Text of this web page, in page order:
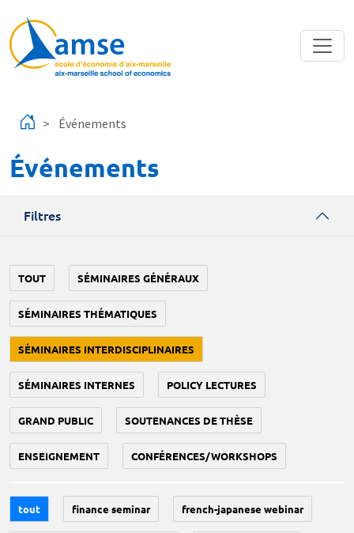
Événements
Événements
Filtres
TOUT SÉMINAIRES GÉNÉRAUX
SÉMINAIRES THÉMATIQUES
SÉMINAIRES INTERDISCIPLINAIRES
SÉMINAIRES INTERNES POLICY LECTURES
GRAND PUBLIC SOUTENANCES DE THÈSE
ENSEIGNEMENT CONFÉRENCES/WORKSHOPS
tout finance seminar french-japanese webinar